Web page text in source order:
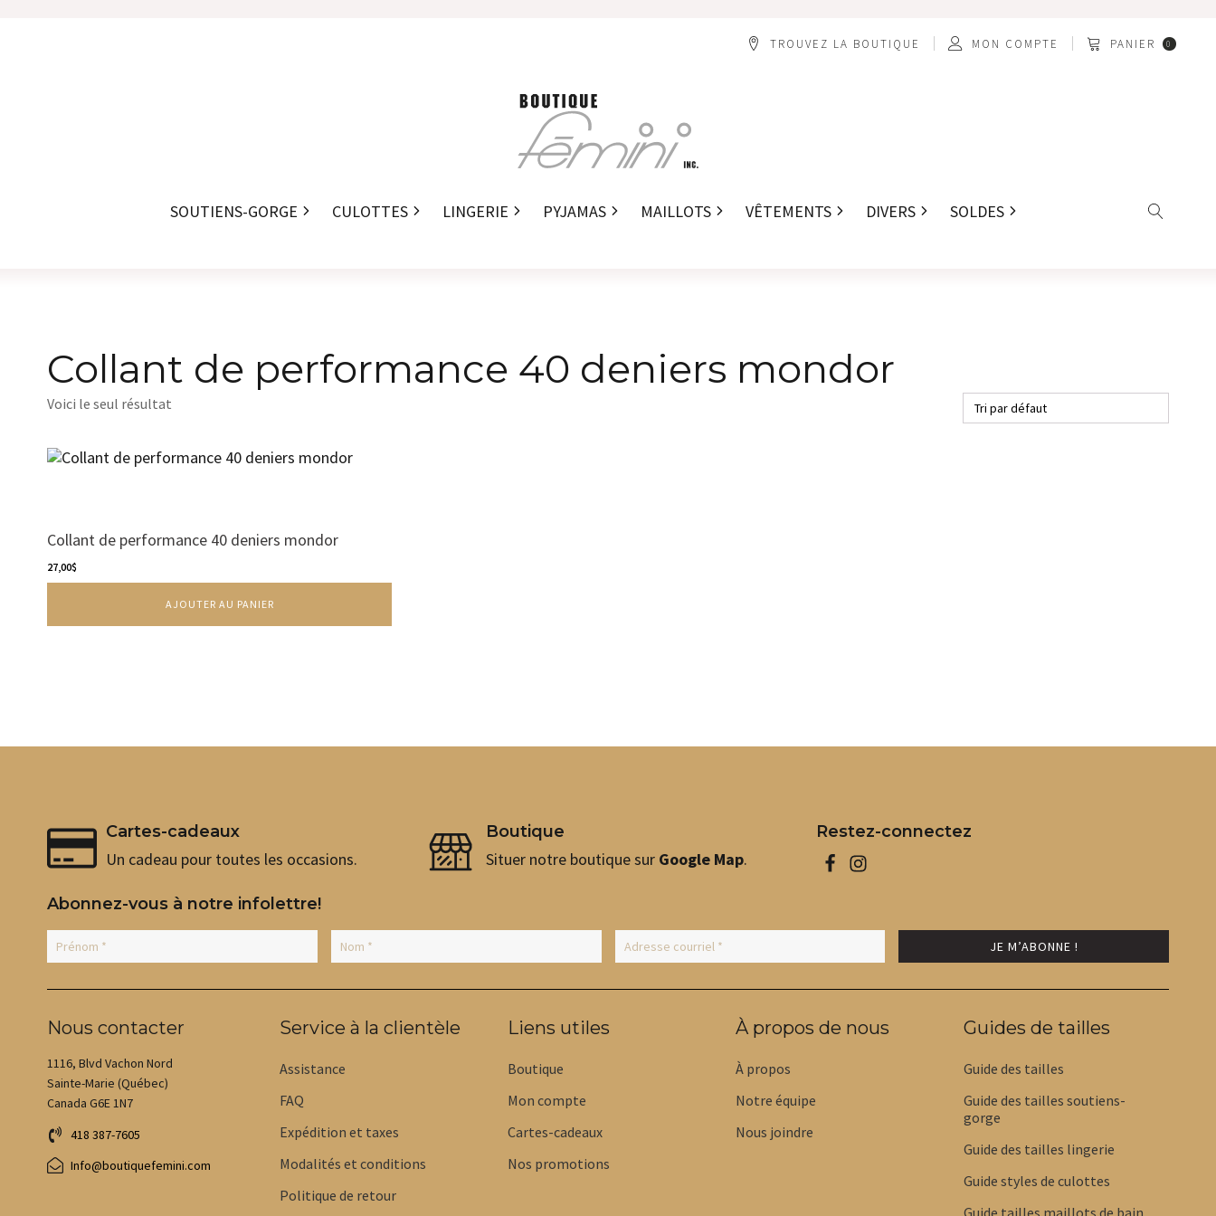
TROUVEZ LA BOUTIQUE MON COMPTE PANIER 0
SOUTIENS-GORGE CULOTTES LINGERIE PYJAMAS MAILLOTS VÊTEMENTS DIVERS SOLDES
Collant de performance 40 deniers mondor
Voici le seul résultat
Collant de performance 40 deniers mondor
27,00$
AJOUTER AU PANIER
Cartes-cadeaux
Un cadeau pour toutes les occasions.
Boutique
Situer notre boutique sur Google Map.
Restez-connectez
Abonnez-vous à notre infolettre!
Nous contacter
1116, Blvd Vachon Nord
Sainte-Marie (Québec)
Canada G6E 1N7
418 387-7605
Info@boutiquefemini.com
Service à la clientèle
Assistance
FAQ
Expédition et taxes
Modalités et conditions
Politique de retour
Liens utiles
Boutique
Mon compte
Cartes-cadeaux
Nos promotions
À propos de nous
À propos
Notre équipe
Nous joindre
Guides de tailles
Guide des tailles
Guide des tailles soutiens-
gorge
Guide des tailles lingerie
Guide styles de culottes
Guide tailles maillots de bain